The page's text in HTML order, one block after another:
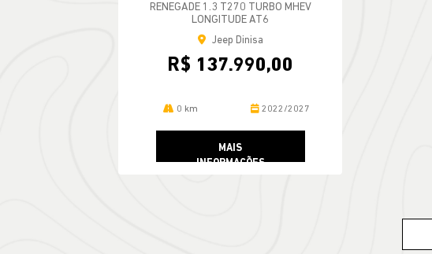
RENEGADE 1.3 T270 TURBO MHEV
LONGITUDE AT6
Jeep Dinisa
R$ 137.990,00
0 km 2022/2027
MAIS
INFORMAÇÕES